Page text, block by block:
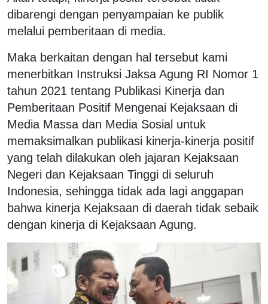
dibarengi dengan penyampaian ke publik
melalui pemberitaan di media.
Maka berkaitan dengan hal tersebut kami
menerbitkan Instruksi Jaksa Agung RI Nomor 1
tahun 2021 tentang Publikasi Kinerja dan
Pemberitaan Positif Mengenai Kejaksaan di
Media Massa dan Media Sosial untuk
memaksimalkan publikasi kinerja-kinerja positif
yang telah dilakukan oleh jajaran Kejaksaan
Negeri dan Kejaksaan Tinggi di seluruh
Indonesia, sehingga tidak ada lagi anggapan
bahwa kinerja Kejaksaan di daerah tidak sebaik
dengan kinerja di Kejaksaan Agung.